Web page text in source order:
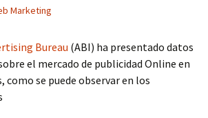
Marketing
Bureau (ABI) ha presentado datos
el mercado de publicidad Online en
como se puede observar en los